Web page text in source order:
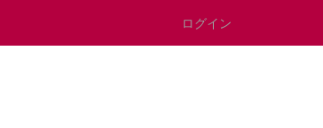
ログイン